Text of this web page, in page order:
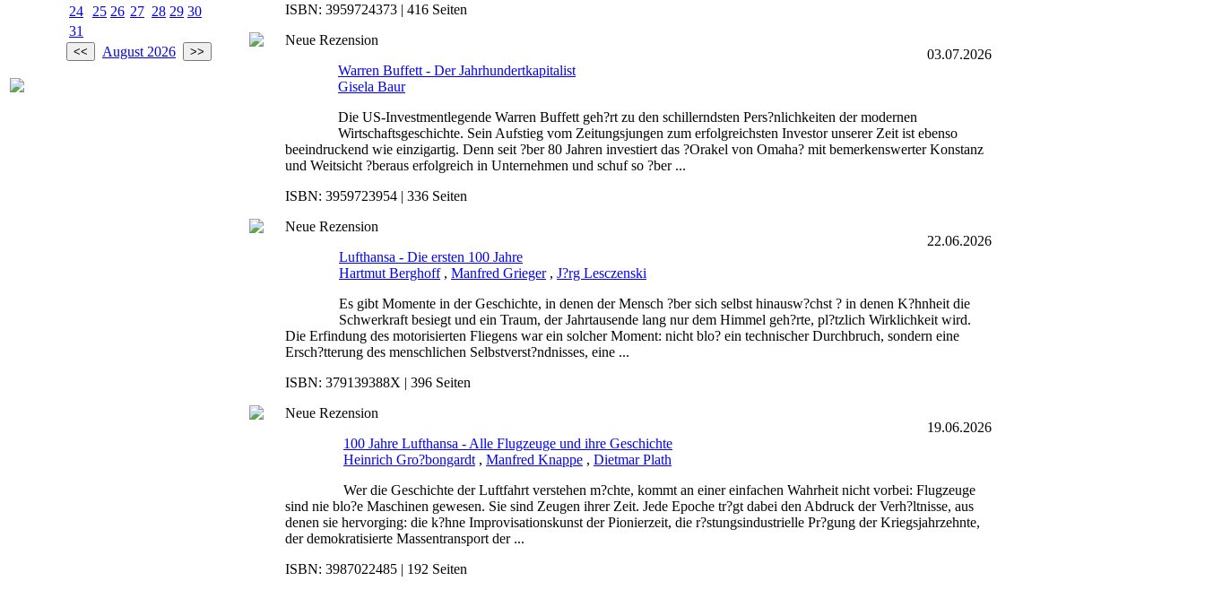
24
25 26 27 28 29 30
31
August 2026
ISBN: 3959724373 | 416 Seiten
03.07.2026
Neue Rezension
Warren Buffett - Der Jahrhundertkapitalist
Gisela Baur
Die US-Investmentlegende Warren Buffett geh?rt zu den schillerndsten Pers?nlichkeiten der modernen
Wirtschaftsgeschichte. Sein Aufstieg vom Zeitungsjungen zum erfolgreichsten Investor unserer Zeit ist ebenso
beeindruckend wie einzigartig. Denn seit ?ber 80 Jahren investiert das ?Orakel von Omaha? mit bemerkenswerter Konstanz
und Weitsicht ?beraus erfolgreich in Unternehmen und schuf so ?ber ...
ISBN: 3959723954 | 336 Seiten
22.06.2026
Neue Rezension
Lufthansa - Die ersten 100 Jahre
Hartmut Berghoff, Manfred Grieger, J?rg Lesczenski
Es gibt Momente in der Geschichte, in denen der Mensch ?ber sich selbst hinausw?chst ? in denen K?hnheit die
Schwerkraft besiegt und ein Traum, der Jahrtausende lang nur dem Himmel geh?rte, pl?tzlich Wirklichkeit wird.
Die Erfindung des motorisierten Fliegens war ein solcher Moment: nicht blo? ein technischer Durchbruch, sondern eine
Ersch?tterung des menschlichen Selbstverst?ndnisses, eine ...
ISBN: 379139388X | 396 Seiten
19.06.2026
Neue Rezension
100 Jahre Lufthansa - Alle Flugzeuge und ihre Geschichte
Heinrich Gro?bongardt , Manfred Knappe , Dietmar Plath
Wer die Geschichte der Luftfahrt verstehen m?chte, kommt an einer einfachen Wahrheit nicht vorbei: Flugzeuge
sind nie blo?e Maschinen gewesen. Sie sind Zeugen ihrer Zeit. Jede Epoche tr?gt dabei den Abdruck der Verh?ltnisse, aus
denen sie hervorging: die k?hne Improvisationskunst der Pionierzeit, die r?stungsindustrielle Pr?gung der Kriegsjahrzehnte,
der demokratisierte Massentransport der ...
ISBN: 3987022485 | 192 Seiten